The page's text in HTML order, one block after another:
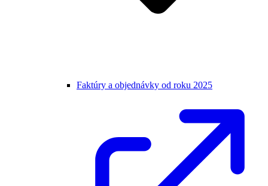
Faktúry a objednávky od roku 2025